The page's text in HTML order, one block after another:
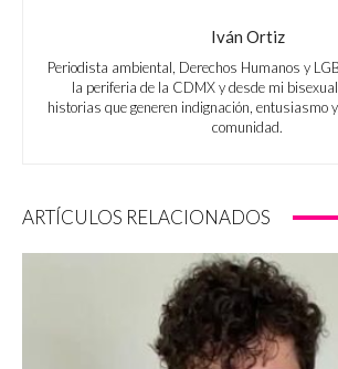
Iván Ortiz
Periodista ambiental, Derechos Humanos y
la periferia de la CDMX y desde mi
historias que generen indignación, entusiasmo
comunidad.
ARTÍCULOS RELACIONADOS